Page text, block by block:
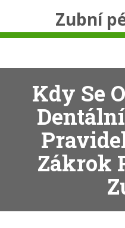
Zubní
Kdy Se
Zákrok